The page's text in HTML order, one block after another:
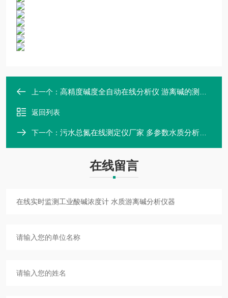
上一个： 高精度碱度全自动在线分析仪 游离碱的测定原理
返回列表
下一个： 污水总氮在线测定仪厂家 多参数水质分析仪设备
在线留言